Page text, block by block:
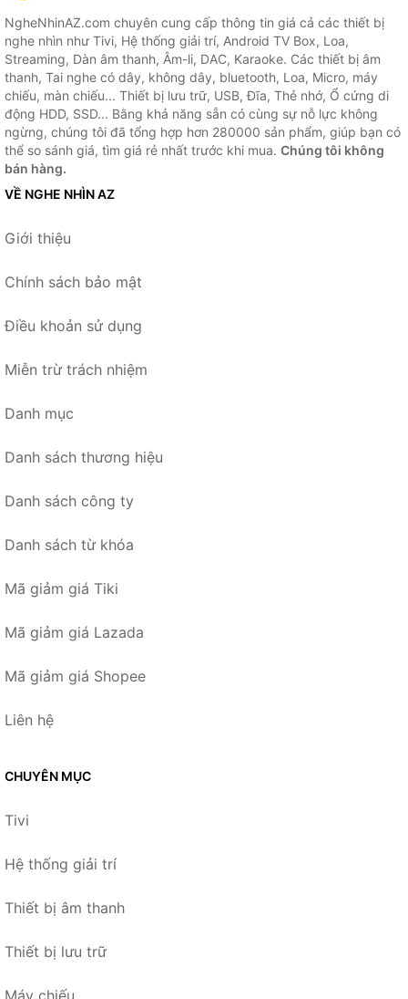
NgheNhinAZ.com chuyên cung cấp thông tin giá cả các thiết bị
nghe nhìn như Tivi, Hệ thống giải trí, Android TV Box, Loa,
Streaming, Dàn âm thanh, Âm-li, DAC, Karaoke. Các thiết bị âm
thanh, Tai nghe có dây, không dây, bluetooth, Loa, Micro, máy
chiếu, màn chiếu... Thiết bị lưu trữ, USB, Đĩa, Thẻ nhớ, Ổ cứng di
động HDD, SSD... Bằng khả năng sẵn có cùng sự nỗ lực không
ngừng, chúng tôi đã tổng hợp hơn 280000 sản phẩm, giúp bạn có
thể so sánh giá, tìm giá rẻ nhất trước khi mua. Chúng tôi không
bán hàng.
VỀ NGHE NHÌN AZ
Giới thiệu
Chính sách bảo mật
Điều khoản sử dụng
Miễn trừ trách nhiệm
Danh mục
Danh sách thương hiệu
Danh sách công ty
Danh sách từ khóa
Mã giảm giá Tiki
Mã giảm giá Lazada
Mã giảm giá Shopee
Liên hệ
CHUYÊN MỤC
Tivi
Hệ thống giải trí
Thiết bị âm thanh
Thiết bị lưu trữ
Máy chiếu